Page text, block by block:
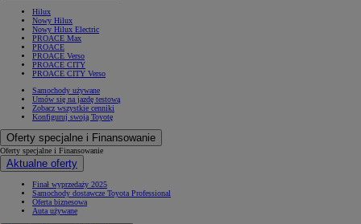
Hilux
Nowy Hilux
Nowy Hilux Electric
PROACE Max
PROACE
PROACE Verso
PROACE CITY
PROACE CITY Verso
Samochody używane
Umów się na jazdę testową
Zobacz wszystkie cenniki
Konfiguruj swoją Toyotę
Oferty specjalne i Finansowanie
Oferty specjalne i Finansowanie
Aktualne oferty
Finał wyprzedaży 2025
Samochody dostawcze Toyota Professional
Oferta biznesowa
Auta używane